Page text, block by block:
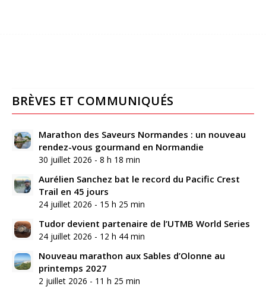
BRÈVES ET COMMUNIQUÉS
Marathon des Saveurs Normandes : un nouveau
rendez-vous gourmand en Normandie
30 juillet 2026 - 8 h 18 min
Aurélien Sanchez bat le record du Pacific Crest
Trail en 45 jours
24 juillet 2026 - 15 h 25 min
Tudor devient partenaire de l’UTMB World Series
24 juillet 2026 - 12 h 44 min
Nouveau marathon aux Sables d’Olonne au
printemps 2027
2 juillet 2026 - 11 h 25 min